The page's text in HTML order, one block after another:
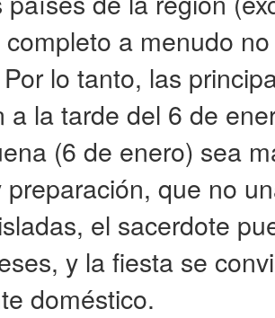
a menudo
lo tanto, las
a la tarde del 6 de
(6 de enero) sea
preparación, que no
el sacerdote
y la fiesta se
doméstico.